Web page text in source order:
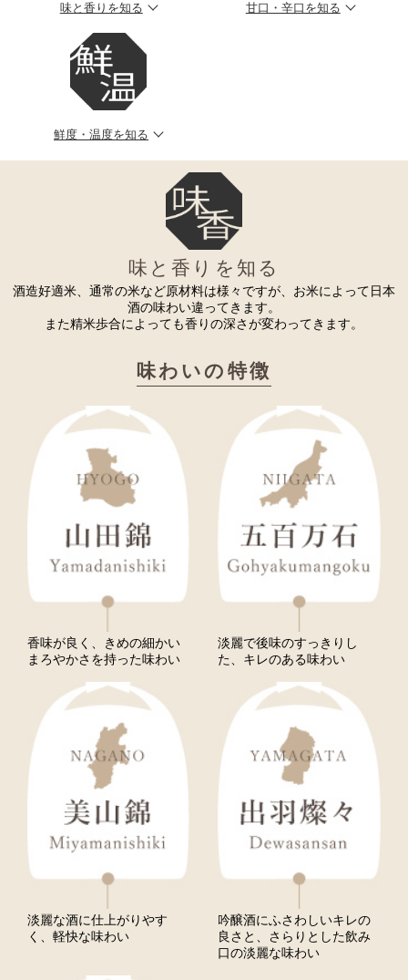
味と香りを知る 甘口・辛口を知る
鮮度・温度を知る
味と香りを知る
酒造好適米、通常の米など原材料は様々ですが、お米によって日本
酒の味わい違ってきます。
また精米歩合によっても香りの深さが変わってきます。
味わいの特徴
香味が良く、きめの細かい
まろやかさを持った味わい
淡麗で後味のすっきりし
た、キレのある味わい
淡麗な酒に仕上がりやす
く、軽快な味わい
吟醸酒にふさわしいキレの
良さと、さらりとした飲み
口の淡麗な味わい